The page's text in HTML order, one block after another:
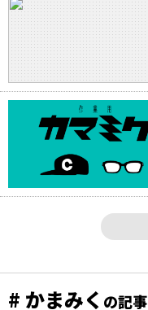
# かまみく の記事